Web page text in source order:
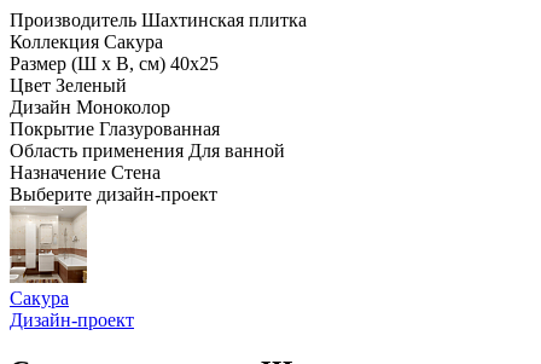
Производитель Шахтинская плитка
Коллекция Сакура
Размер (Ш х В, см) 40х25
Цвет Зеленый
Дизайн Моноколор
Покрытие Глазурованная
Область применения Для ванной
Назначение Стена
Выберите дизайн-проект
Сакура
Дизайн-проект